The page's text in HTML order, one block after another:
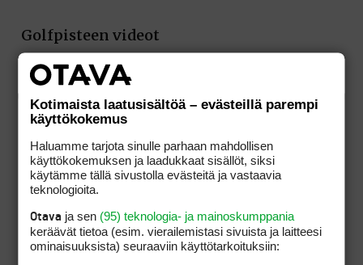
Kotimaista laatusisältöä – evästeillä parempi
käyttökokemus
Haluamme tarjota sinulle parhaan mahdollisen
käyttökokemuksen ja laadukkaat sisällöt, siksi
käytämme tällä sivustolla evästeitä ja vastaavia
teknologioita.
Otava ja sen (95) teknologia- ja mainoskumppania
keräävät tietoa (esim. vierailemis­tasi sivuista ja laitteesi
ominaisuuk­sista) seuraaviin käyttötarkoituksiin: